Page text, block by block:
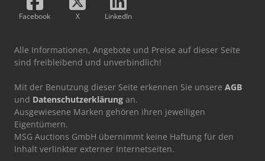
Facebook X LinkedIn
Alle Informationen, Angebote und Preise auf dieser Seite
sind freibleibend und unverbindlich!
Mit der Benutzung dieser Seite erkennen Sie unsere AGB
und Datenschutzerklärung an.
Ausgewiesene Marken gehören ihren jeweiligen
Eigentümern.
MSG Auctions GmbH übernimmt keine Haftung für den
Inhalt verlinkter externer Internetseiten.